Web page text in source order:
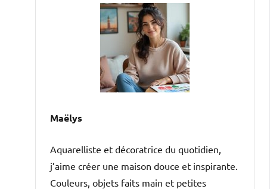
Maëlys
Aquarelliste et décoratrice du quotidien,
j’aime créer une maison douce et inspirante.
Couleurs, objets faits main et petites